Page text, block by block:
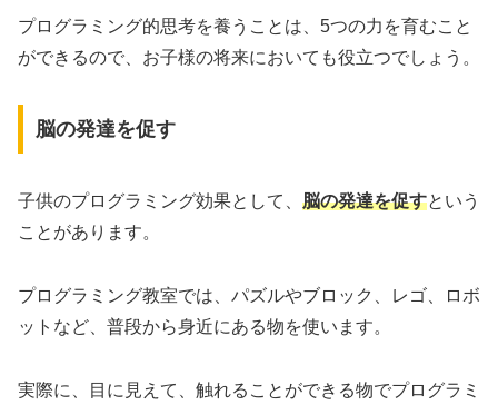
プログラミング的思考を養うことは、5つの力を育むこと
ができるので、お子様の将来においても役立つでしょう。
脳の発達を促す
子供のプログラミング効果として、 脳の発達を促すという
ことがあります。
プログラミング教室では、パズルやブロック、レゴ、ロボ
ットなど、普段から身近にある物を使います。
実際に、目に見えて、触れることができる物でプログラミ